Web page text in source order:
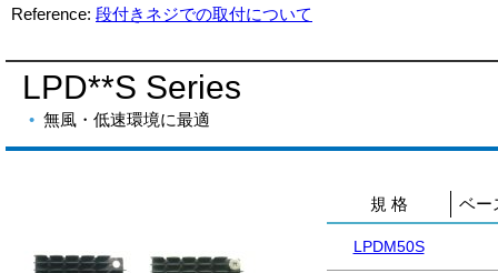
Reference: 段付きネジでの取付について
LPD**S Series
無風・低速環境に最適
規 格 ベー
LPDM50S